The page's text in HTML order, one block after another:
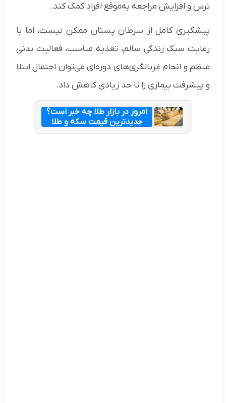
ترس و افزایش مراجعه به‌موقع افراد کمک کند.
پیشگیری کامل از سرطان پستان ممکن نیست، اما با
رعایت سبک زندگی سالم، تغذیه مناسب، فعالیت بدنی
منظم و انجام غربالگری‌های دوره‌ای می‌توان احتمال ابتلا
و پیشرفت بیماری را تا حد زیادی کاهش داد.
امروز در بازار طلا چه خبر است؟
جدیدترین قیمت سکه و طلا